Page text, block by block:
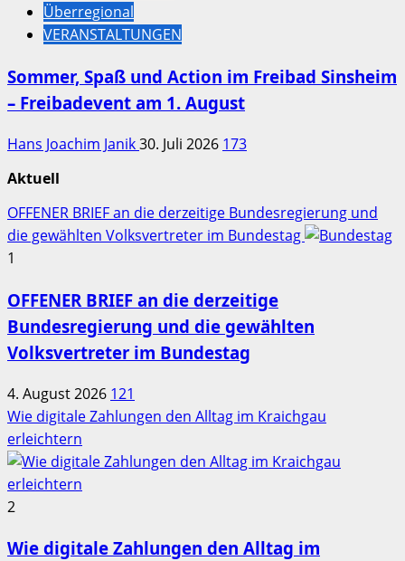
Überregional
VERANSTALTUNGEN
Sommer, Spaß und Action im Freibad Sinsheim
– Freibadevent am 1. August
Hans Joachim Janik30. Juli 2026 173
Aktuell
OFFENER BRIEF an die derzeitige Bundesregierung und
die gewählten Volksvertreter im Bundestag
1
OFFENER BRIEF an die derzeitige
Bundesregierung und die gewählten
Volksvertreter im Bundestag
4. August 2026 121
Wie digitale Zahlungen den Alltag im Kraichgau
erleichtern
2
Wie digitale Zahlungen den Alltag im